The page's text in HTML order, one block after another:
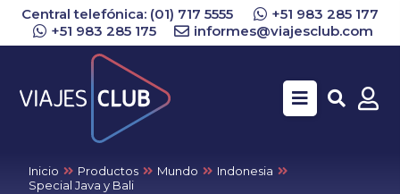
Central telefónica: (01) 717 5555
+51 983 285 177
+51 983 285 175
informes@viajesclub.com
Inicio Productos Mundo
Indonesia
Special Java y Bali